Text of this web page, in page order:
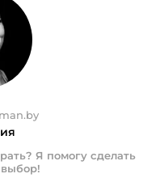
Я помогу сделать